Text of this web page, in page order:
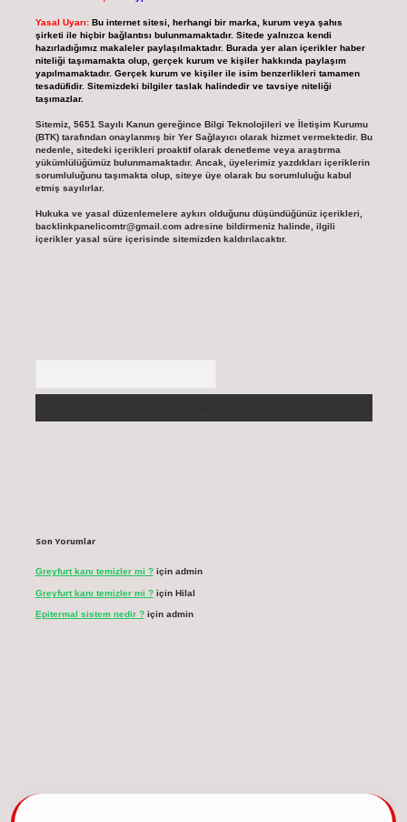
Yasal Uyarı: Bu internet sitesi, herhangi bir marka, kurum veya şahıs
şirketi ile hiçbir bağlantısı bulunmamaktadır. Sitede yalnızca kendi
hazırladığımız makaleler paylaşılmaktadır. Burada yer alan içerikler haber
niteliği taşımamakta olup, gerçek kurum ve kişiler hakkında paylaşım
yapılmamaktadır. Gerçek kurum ve kişiler ile isim benzerlikleri tamamen
tesadüfidir. Sitemizdeki bilgiler taslak halindedir ve tavsiye niteliği
taşımazlar.
Sitemiz, 5651 Sayılı Kanun gereğince Bilgi Teknolojileri ve İletişim Kurumu
(BTK) tarafından onaylanmış bir Yer Sağlayıcı olarak hizmet vermektedir. Bu
nedenle, sitedeki içerikleri proaktif olarak denetleme veya araştırma
yükümlülüğümüz bulunmamaktadır. Ancak, üyelerimiz yazdıkları içeriklerin
sorumluluğunu taşımakta olup, siteye üye olarak bu sorumluluğu kabul
etmiş sayılırlar.
Hukuka ve yasal düzenlemelere aykırı olduğunu düşündüğünüz içerikleri,
backlinkpanelicomtr@gmail.comadresine bildirmeniz halinde, ilgili
içerikler yasal süre içerisinde sitemizden kaldırılacaktır.
Son Yorumlar
Greyfurt kanı temizler mi ?için admin
Greyfurt kanı temizler mi ?için Hilal
Epitermal sistem nedir ?için admin